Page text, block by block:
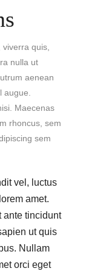
quis,
nulla ut
aenean
augue.
Maecenas
rhoncus, sem
sem
vel, luctus
amet.
ante tincidunt
ut quis
Nullam
orci eget